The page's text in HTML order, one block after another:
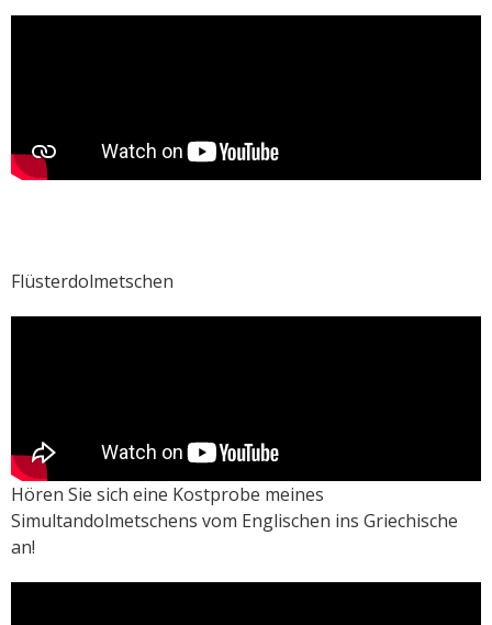
Flüsterdolmetschen
Hören Sie sich eine Kostprobe meines
Simultandolmetschens vom Englischen ins Griechische
an!